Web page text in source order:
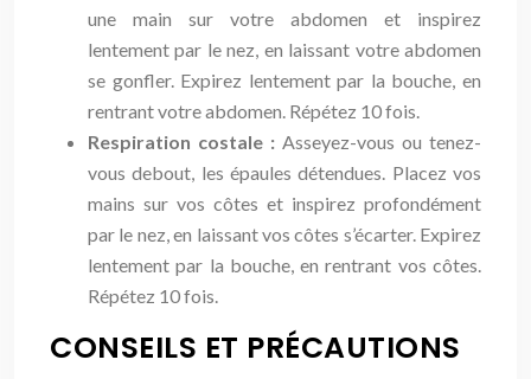
une main sur votre abdomen et inspirez
lentement par le nez, en laissant votre abdomen
se gonfler. Expirez lentement par la bouche, en
rentrant votre abdomen. Répétez 10 fois.
Respiration costale : Asseyez-vous ou tenez-
vous debout, les épaules détendues. Placez vos
mains sur vos côtes et inspirez profondément
par le nez, en laissant vos côtes s’écarter. Expirez
lentement par la bouche, en rentrant vos côtes.
Répétez 10 fois.
CONSEILS ET PRÉCAUTIONS